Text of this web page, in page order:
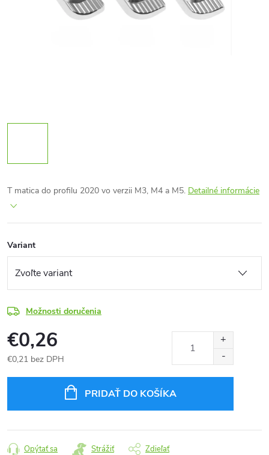
T matica do profilu 2020 vo verzii M3, M4 a M5. Detailné informácie
Variant
Možnosti doručenia
€0,26
€0,21 bez DPH
PRIDAŤ DO KOŠÍKA
Opýtať sa Strážiť Zdieľať